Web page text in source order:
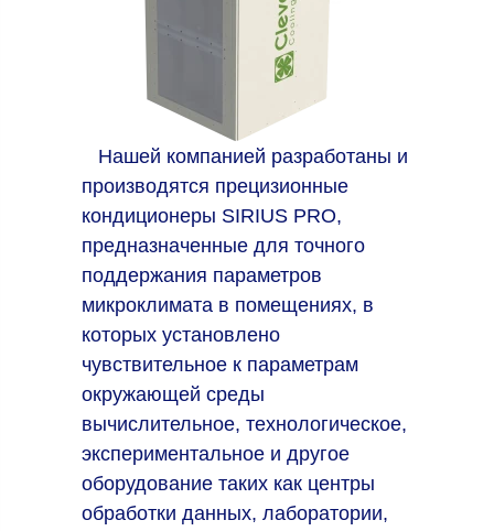
Нашей компанией разработаны и
производятся прецизионные
кондиционеры SIRIUS PRO,
предназначенные для точного
поддержания параметров
микроклимата в помещениях, в
которых установлено
чувствительное к параметрам
окружающей среды
вычислительное, технологическое,
экспериментальное и другое
оборудование таких как центры
обработки данных, лаборатории,